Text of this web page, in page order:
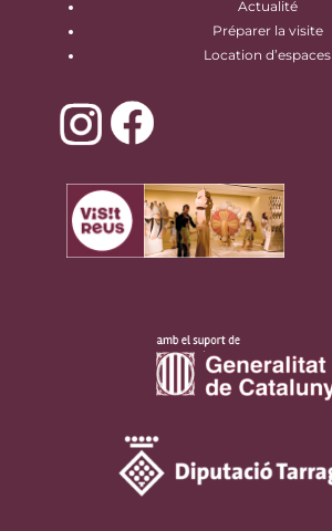
Actualité
Préparer la visite
Location d’espaces